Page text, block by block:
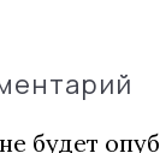
будет